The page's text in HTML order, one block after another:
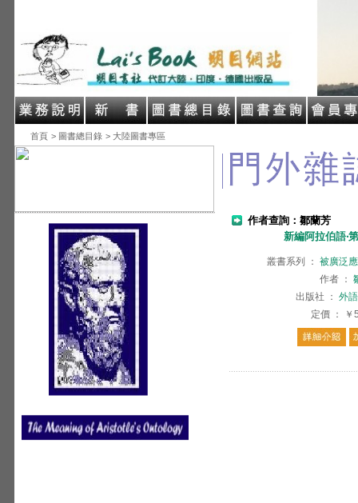
首頁 > 圖書總目錄 > 大陸圖書專區
作者查詢：鄒蘭芳
新編阿拉伯語‧
叢書系列 ： 被廣泛
作者 ：
出版社
： 外
定價 ： ￥